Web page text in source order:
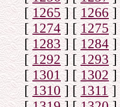
[1265] [1266]
[1274] [1275]
[1283] [1284]
[1292] [1293]
[1301] [1302]
[1310] [1311]